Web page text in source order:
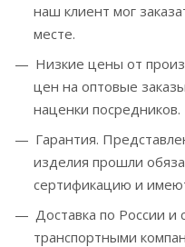
наш клиент мог
месте.
Низкие цены от
цен на оптовые
наценки посредников.
Гарантия.
изделия прошли
сертификацию и
Доставка по России
транспортными